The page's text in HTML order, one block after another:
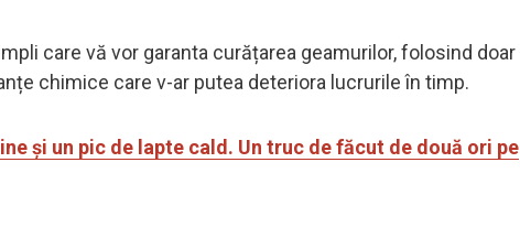
care vă vor garanta curățarea geamurilor, folosind doar
chimice care v-ar putea deteriora lucrurile în timp.
și un pic de lapte cald. Un truc de făcut de două ori pe